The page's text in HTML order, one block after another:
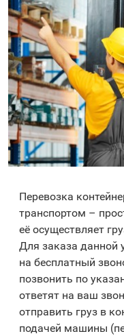
Перевозка
транспортом –
её осуществляет
Для заказа данной
на бесплатный
позвонить по
ответят на ваш
отправить груз в
подачей машины